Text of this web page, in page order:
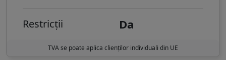
Restricții Da
TVA se poate aplica clienților individuali din UE